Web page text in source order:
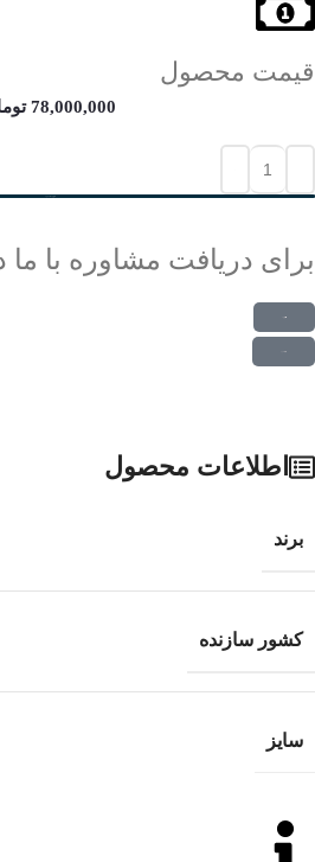
قیمت محصول
78,000,000
برای دریافت مشاوره با ما
اطلاعات محصول
برند
کشور سازنده
سایز